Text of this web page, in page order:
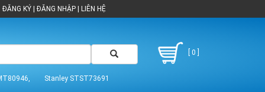
ĐĂNG KÝ ĐĂNG NHẬP LIÊN HỆ
Stanley STST73691
[ 0 ]